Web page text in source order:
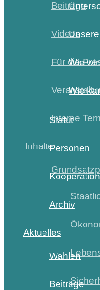
Beiträge
Videos
Für die
Interne
Inhalte
Wie
Wie
Statut
Personen
Kooperation
Archiv
Aktuelles
Wahlen
Beiträge